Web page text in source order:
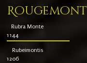
Rougemont
Rubra Monte
1144
Rubeimontis
1206